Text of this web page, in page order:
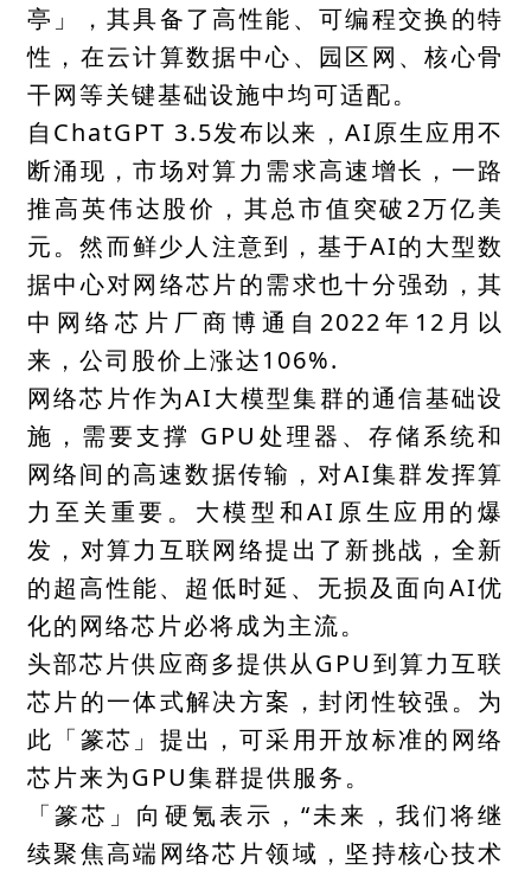
亭」，其具备了高性能、可编程交换的特
性，在云计算数据中心、园区网、核心骨
干网等关键基础设施中均可适配。
自ChatGPT 3.5发布以来，AI原生应用不
断涌现，市场对算力需求高速增长，一路
推高英伟达股价，其总市值突破2万亿美
元。然而鲜少人注意到，基于AI的大型数
据中心对网络芯片的需求也十分强劲，其
中网络芯片厂商博通自2022年12月以
来，公司股价上涨达106%.
网络芯片作为AI大模型集群的通信基础设
施，需要支撑 GPU处理器、存储系统和
网络间的高速数据传输，对AI集群发挥算
力至关重要。大模型和AI原生应用的爆
发，对算力互联网络提出了新挑战，全新
的超高性能、超低时延、无损及面向AI优
化的网络芯片必将成为主流。
头部芯片供应商多提供从GPU到算力互联
芯片的一体式解决方案，封闭性较强。为
此「篆芯」提出，可采用开放标准的网络
芯片来为GPU集群提供服务。
「篆芯」向硬氪表示，“未来，我们将继
续聚焦高端网络芯片领域，坚持核心技术